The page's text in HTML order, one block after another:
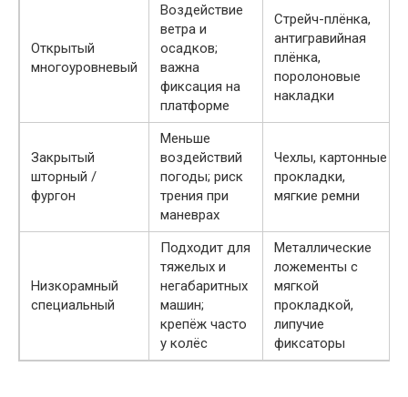
Открытый
многоуровневый
Воздействие
ветра и
осадков;
важна
фиксация на
платформе
Стрейч-плёнка,
антигравийная
плёнка,
поролоновые
накладки
Закрытый
шторный /
фургон
Меньше
воздействий
погоды; риск
трения при
маневрах
Чехлы, картонные
прокладки,
мягкие ремни
Низкорамный
специальный
Подходит для
тяжелых и
негабаритных
машин;
крепёж часто
у колёс
Металлические
ложементы с
мягкой
прокладкой,
липучие
фиксаторы